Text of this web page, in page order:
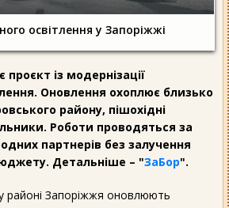
освітлення у Запоріжжі
із модернізації
Оновлення охоплює близько
району, пішохідні
Роботи проводяться за
партнерів без залучення
Детальніше – "ЗаБор".
районі Запоріжжя оновлюють